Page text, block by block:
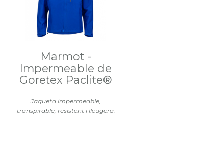
Jaqueta impermeable,
transpirable, resistent i lleugera.
Marmot -
Impermeable de
Goretex Paclite®